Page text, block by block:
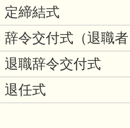
定締結式
辞令交付式（退職
退職辞令交付式
退任式